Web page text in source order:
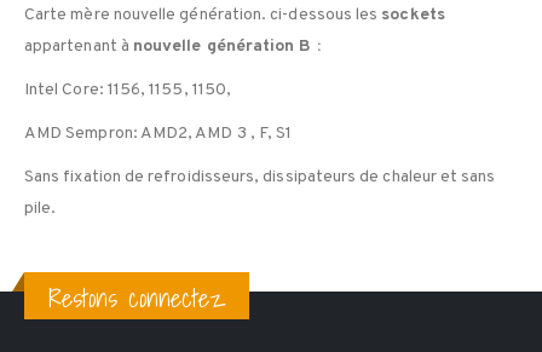
Carte mère nouvelle génération. ci-dessous les sockets
appartenant à nouvelle génération B :
Intel Core: 1156, 1155, 1150,
AMD Sempron: AMD2, AMD 3 , F, S1
Sans fixation de refroidisseurs, dissipateurs de chaleur et sans
pile.
Restons connectez